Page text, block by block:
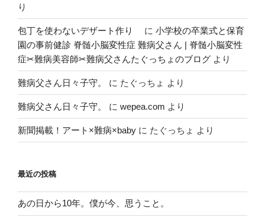
り
包丁を使わないデザート作り に 小学校の卒業式と保育
園の事前健診 脊髄小脳変性症 難病父さん | 脊髄小脳変性
症✂︎難病美容師✂︎難病父さんたぐっちょのブログ より
難病父さん日々子守。 に たぐっちょ より
難病父さん日々子守。 に wepea.com より
新聞掲載！アート×難病×baby に たぐっちょ より
最近の投稿
あの日から10年。僕が今、思うこと。